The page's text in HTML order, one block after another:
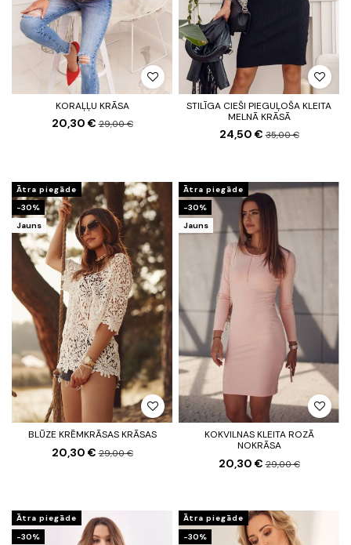
KORAĻĻU KRĀSA
20,30 €29,00 €
STILĪGA CIEŠI PIEGUĻOŠA KLEITA
MELNĀ KRĀSĀ
24,50 €35,00 €
Ātra piegāde
-30%
Jauns
BLŪZE KRĒMKRĀSAS KRĀSAS
20,30 €29,00 €
Ātra piegāde
-30%
Jauns
KOKVILNAS KLEITA ROZĀ
NOKRĀSA
20,30 €29,00 €
Ātra piegāde
-30%
Ātra piegāde
-30%